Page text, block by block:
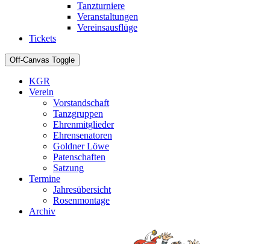
Tanzturniere
Veranstaltungen
Vereinsausflüge
Tickets
Off-Canvas Toggle
KGR
Verein
Vorstandschaft
Tanzgruppen
Ehrenmitglieder
Ehrensenatoren
Goldner Löwe
Patenschaften
Satzung
Termine
Jahresübersicht
Rosenmontage
Archiv